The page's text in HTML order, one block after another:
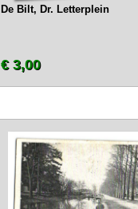
De Bilt, Dr. Letterplein
€ 3,00